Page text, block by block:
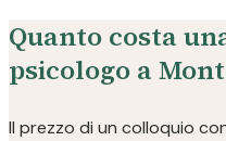
Quanto costa
psicologo a
Il prezzo di un colloquio